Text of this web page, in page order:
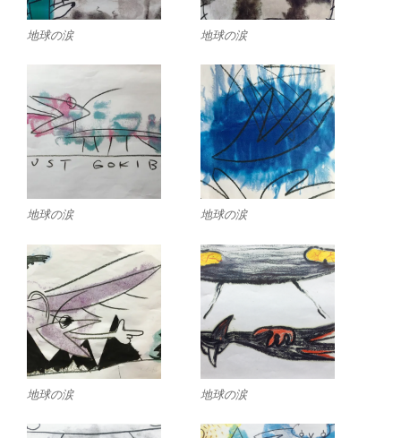
地球の涙 地球の涙
地球の涙 地球の涙
地球の涙 地球の涙